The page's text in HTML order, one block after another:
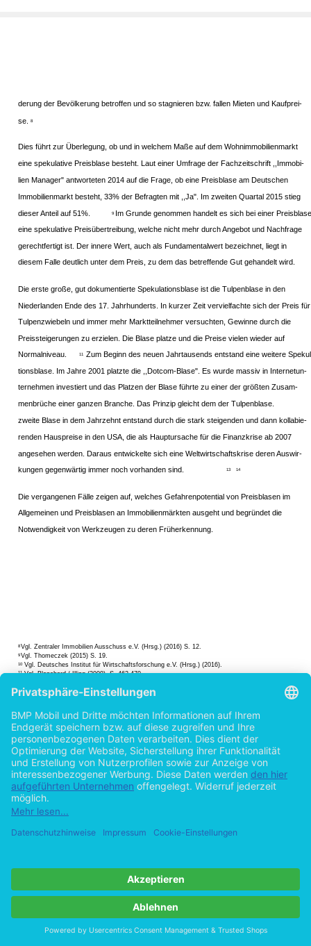
10
derung der Bevölkerung betroffen und so stagnieren bzw. fallen Mieten und Kaufprei-
se. 8
Dies führt zur Überlegung, ob und in welchem Maße auf dem Wohnimmobilienmarkt
eine spekulative Preisblase besteht. Laut einer Umfrage der Fachzeitschrift ,,Immobi-
lien Manager" antworteten 2014 auf die Frage, ob eine Preisblase am Deutschen
Immobilienmarkt besteht, 33% der Befragten mit ,,Ja". Im zweiten Quartal 2015 stieg
dieser Anteil auf 51%. 9 Im Grunde genommen handelt es sich bei einer
eine spekulative Preisübertreibung, welche nicht mehr durch Angebot und Nachfrage
gerechtfertigt ist. Der innere Wert, auch als Fundamentalwert bezeichnet, liegt in
diesem Falle deutlich unter dem Preis, zu dem das betreffende Gut gehandelt wird.
Die erste große, gut dokumentierte Spekulationsblase ist die Tulpenblase in den
Niederlanden Ende des 17. Jahrhunderts. In kurzer Zeit vervielfachte sich der Preis für
Tulpenzwiebeln und immer mehr Marktteilnehmer versuchten, Gewinne durch die
Preissteigerungen zu erzielen. Die Blase platze und die Preise vielen wieder auf
Normalniveau.
11 Zum Beginn des neuen Jahrtausends entstand eine weitere
tionsblase. Im Jahre 2001 platzte die ,,Dotcom-Blase". Es wurde massiv in Internetun-
ternehmen investiert und das Platzen der Blase führte zu einer der größten Zusam-
menbrüche einer ganzen Branche. Das Prinzip gleicht dem der Tulpenblase.
zweite Blase in dem Jahrzehnt entstand durch die stark steigenden und dann kollabie-
renden Hauspreise in den USA, die als Hauptursache für die Finanzkrise ab 2007
angesehen werden. Daraus entwickelte sich eine Weltwirtschaftskrise deren Auswir-
kungen gegenwärtig immer noch vorhanden sind.
13 14
Die vergangenen Fälle zeigen auf, welches Gefahrenpotential von Preisblasen im
Allgemeinen und Preisblasen an Immobilienmärkten ausgeht und begründet die
Notwendigkeit von Werkzeugen zu deren Früherkennung.
8Vgl. Zentraler Immobilien Ausschuss e.V. (Hrsg.) (2016) S. 12.
9Vgl. Thomeczek (2015) S. 19.
10 Vgl. Deutsches Institut für Wirtschaftsforschung e.V. (Hrsg.) (2016).
11 Vgl. Blanchard / Illing (2009), S. 462-470.
13 Vgl. Glebe (2008), S. 104-108.
Vgl. Greive (2013).
Problemstellung
Wie bereits beschrieben kann eine Preisblase auf einem Immobilienmarkt dramatische
Folgen für die Weltwirtschaft haben. Dies führte seitens verschiedener Institutionen zur
Entwicklung von Analysewerkzeugen zur Früherkennung und Prognose von